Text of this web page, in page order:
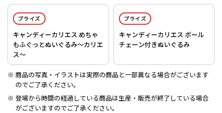
プライズ
キャンディーカリエス めちゃ
もふぐっとぬいぐるみ～カリエ
ス～
プライズ
キャンディーカリエス ボール
チェーン付きぬいぐるみ
商品の写真・イラストは実際の商品と一部異なる場合がございます
のでご了承ください。
登場から時間の経過している商品は生産・販売が終了している場合
がございますのでご了承ください。